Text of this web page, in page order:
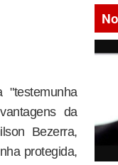
da
Bezerra,
protegida,